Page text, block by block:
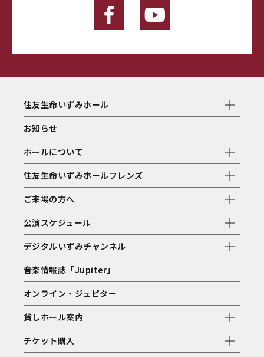
住友生命いずみホール
お知らせ
ホールについて
住友生命いずみホールフレンズ
ご来場の方へ
公演スケジュール
デジタルいずみチャンネル
音楽情報誌「Jupiter」
オンライン・ジュピター
貸しホール案内
チケット購入